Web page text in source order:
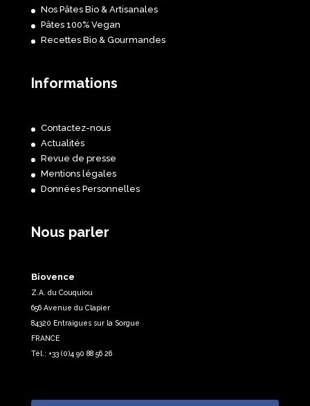
Nos Pâtes Bio & Artisanales
Pâtes 100% Vegan
Recettes Bio & Gourmandes
Informations
Contactez-nous
Actualités
Revue de presse
Mentions légales
Données Personnelles
Nous parler
Biovence
Z.A. du Couquiou
656 Avenue du Clapier
84320 Entraigues sur la Sorgue
FRANCE
Tél.: +33 (0)4 90 88 56 26